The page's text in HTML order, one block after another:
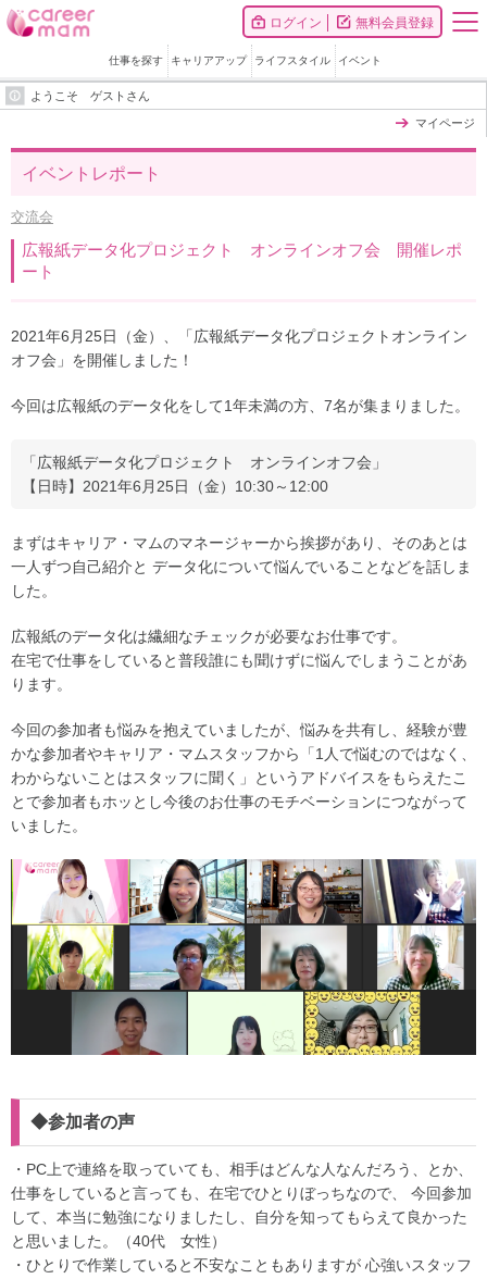
ログイン 無料会員登録
仕事を探す キャリアアップ ライフスタイル イベント
ようこそ ゲストさん
マイページ
イベントレポート
交流会
広報紙データ化プロジェクト オンラインオフ会 開催レポ
ート
2021年6月25日（金）、「広報紙データ化プロジェクトオンライン
オフ会」を開催しました！
今回は広報紙のデータ化をして1年未満の方、7名が集まりました。
「広報紙データ化プロジェクト オンラインオフ会」
【日時】2021年6月25日（金）10:30～12:00
まずはキャリア・マムのマネージャーから挨拶があり、そのあとは
一人ずつ自己紹介と データ化について悩んでいることなどを話しま
した。
広報紙のデータ化は繊細なチェックが必要なお仕事です。
在宅で仕事をしていると普段誰にも聞けずに悩んでしまうことがあ
ります。
今回の参加者も悩みを抱えていましたが、悩みを共有し、経験が豊
かな参加者やキャリア・マムスタッフから「1人で悩むのではなく、
わからないことはスタッフに聞く」というアドバイスをもらえたこ
とで参加者もホッとし今後のお仕事のモチベーションにつながって
いました。
◆参加者の声
・PC上で連絡を取っていても、相手はどんな人なんだろう、とか、
仕事をしていると言っても、在宅でひとりぼっちなので、 今回参加
して、本当に勉強になりましたし、自分を知ってもらえて良かった
と思いました。（40代 女性）
・ひとりで作業していると不安なこともありますが 心強いスタッフ